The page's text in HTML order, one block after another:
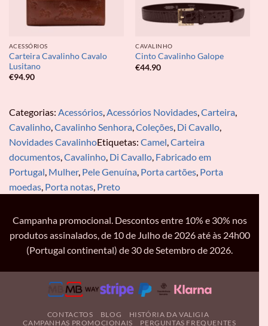
ACESSÓRIOS
Carteira Cavalinho Cavalo
Lusitano
€94.90
CAVALINHO
Cinto Cavalinho Galope
€44.90
Categorias: Acessórios Acessórios Novidades Carteira
Cavalinho Cavalinho Senhora Coleções Di Cavallo
Novidades CavalinhoEtiquetas: Camel Carteira
documentos Cavalinho Di Cavallo Fabricado em
Portugal Mulher, Pele Genuína Porta cartões Porta
moedas Porta notas Preto
Campanha promocional. Descontos entre 10% e 30% nos
produtos assinalados, de 10 de Julho de 2026 até às 24h00
(Portugal continental) de 30 de Setembro de 2026.
CONTACTOS BLOG
HISTÓRIA DA VALIGIA
CAMPANHAS PROMOCIONAIS
PERGUNTAS FREQUENTES